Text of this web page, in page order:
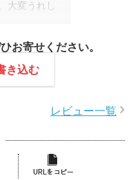
大変うれし
待ちしてお
お寄せください。
き込む
レビュー一覧